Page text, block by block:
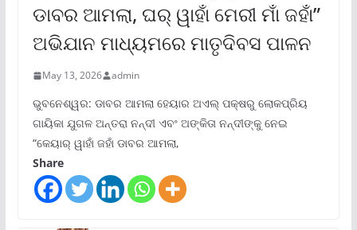
ଡାବର ଆମଲା, ଘର୍ ୱାହାଁ ମେରୀ ମାଁ ଜହାଁ”
ଅଭିଯାନ ମାଧ୍ୟମରେ ମାତୃଦିବସ ପାଳନ
May 13, 2026 admin
ଭୁବନେଶ୍ୱର: ଡାବର ଆମଲା ହେୟାର ଅଏଲ୍ ପକ୍ଷରୁ ଲୋକପ୍ରିୟ
ଗାୟିକା ଯୁଗଳ ଅନ୍ତରା ନନ୍ଦୀ ଏବଂ ଅଙ୍କିତା ନନ୍ଦୀଙ୍କୁ ନେଇ
“କେୟାର୍ ୱାହାଁ ଜହାଁ ଡାବର ଆମଲା,
Share